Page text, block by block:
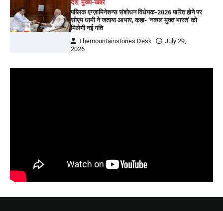
देश,मुख्य-खबर
पब्लिक एग्ज़ामिनेशन्स संशोधन विधेयक-2026 पारित होने पर
सीएम धामी ने जताया आभार, कहा- ‘नकल मुक्त भारत’ को
मिलेगी नई गति
Themountainstories Desk
July 29,
2026